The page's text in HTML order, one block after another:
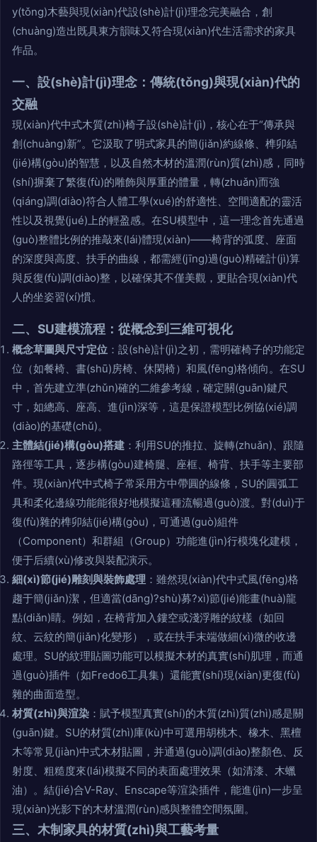
y(tǒng)木藝與現(xiàn)代設(shè)計(jì)理念完美融合，創
(chuàng)造出既具東方韻味又符合現(xiàn)代生活需求的家具
作品。
一、設(shè)計(jì)理念：傳統(tǒng)與現(xiàn)代的
交融
現(xiàn)代中式木質(zhì)椅子設(shè)計(jì)，核心在于“傳承與
創(chuàng)新”。它汲取了明式家具的簡(jiǎn)約線條、榫卯結
(jié)構(gòu)的智慧，以及自然木材的溫潤(rùn)質(zhì)感，同時
(shí)摒棄了繁復(fù)的雕飾與厚重的體量，轉(zhuǎn)而強
(qiáng)調(diào)符合人體工學(xué)的舒適性、空間適配的靈活
性以及視覺(jué)上的輕盈感。在SU模型中，這一理念首先通過
(guò)整體比例的推敲來(lái)體現(xiàn)——椅背的弧度、座面
的深度與高度、扶手的曲線，都需經(jīng)過(guò)精確計(jì)算
與反復(fù)調(diào)整，以確保其不僅美觀，更貼合現(xiàn)代
人的坐姿習(xí)慣。
二、SU建模流程：從概念到三維可視化
概念草圖與尺寸定位 ：設(shè)計(jì)之初，需明確椅子的功能定
位（如餐椅、書(shū)房椅、休閑椅）和風(fēng)格傾向。在SU
中，首先建立準(zhǔn)確的二維參考線，確定關(guān)鍵尺
寸，如總高、座高、進(jìn)深等，這是保證模型比例協(xié)調
(diào)的基礎(chǔ)。
主體結(jié)構(gòu)搭建 ：利用SU的推拉、旋轉(zhuǎn)、跟隨
路徑等工具，逐步構(gòu)建椅腿、座框、椅背、扶手等主要部
件。現(xiàn)代中式椅子常采用方中帶圓的線條，SU的圓弧工
具和柔化邊線功能能很好地模擬這種流暢過(guò)渡。對(duì)于
復(fù)雜的榫卯結(jié)構(gòu)，可通過(guò)組件
（Component）和群組（Group）功能進(jìn)行模塊化建模，
便于后續(xù)修改與裝配演示。
細(xì)節(jié)雕刻與裝飾處理 ：雖然現(xiàn)代中式風(fēng)格
趨于簡(jiǎn)潔，但適當(dāng)?shù)募?xì)節(jié)能畫(huà)龍
點(diǎn)睛。例如，在椅背加入鏤空或淺浮雕的紋樣（如回
紋、云紋的簡(jiǎn)化變形），或在扶手末端做細(xì)微的收邊
處理。SU的紋理貼圖功能可以模擬木材的真實(shí)肌理，而通
過(guò)插件（如Fredo6工具集）還能實(shí)現(xiàn)更復(fù)
雜的曲面造型。
材質(zhì)與渲染 ：賦予模型真實(shí)的木質(zhì)質(zhì)感是關
(guān)鍵。SU的材質(zhì)庫(kù)中可選用胡桃木、橡木、黑檀
木等常見(jiàn)中式木材貼圖，并通過(guò)調(diào)整顏色、反
射度、粗糙度來(lái)模擬不同的表面處理效果（如清漆、木蠟
油）。結(jié)合V-Ray、Enscape等渲染插件，能進(jìn)一步呈
現(xiàn)光影下的木材溫潤(rùn)感與整體空間氛圍。
三、木制家具的材質(zhì)與工藝考量